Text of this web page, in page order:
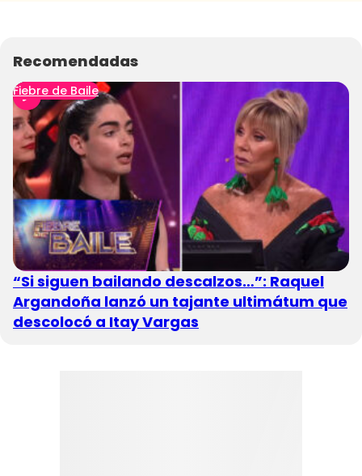
Recomendadas
Fiebre de Baile
“Si siguen bailando descalzos…”: Raquel
Argandoña lanzó un tajante ultimátum que
descolocó a Itay Vargas